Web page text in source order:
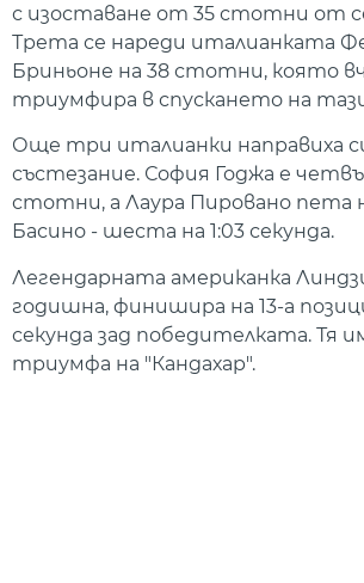
с изоставане от 35 стотни от
Трета се нареди италианката
Бриньоне на 38 стотни, която
триумфира в спускането на
Още три италианки направиха
състезание. София Годжа е
стотни, а Лаура Пировано пета
Басино - шеста на 1:03 секунда.
Легендарната американка
годишна, финишира на 13-а
секунда зад победителката. Тя
триумфа на "Кандахар".